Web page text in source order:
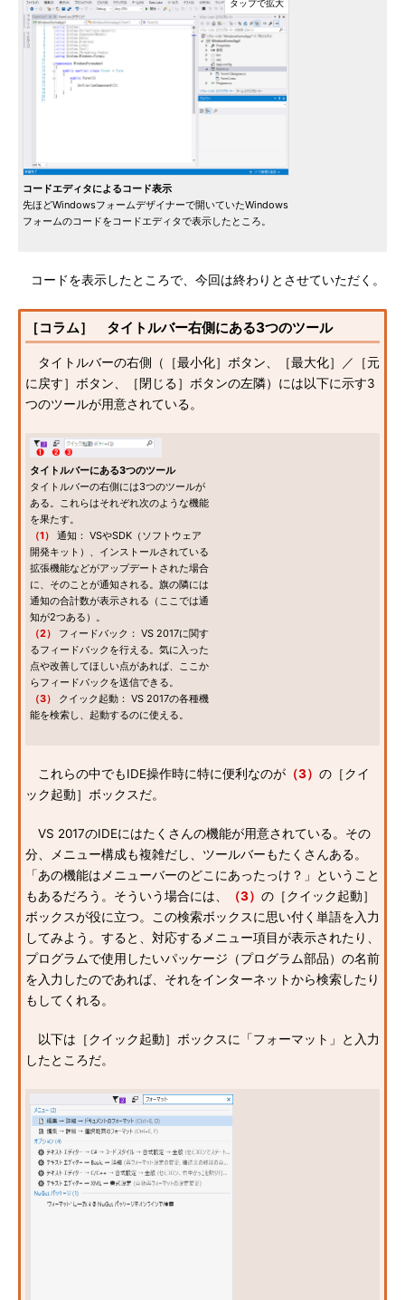
コードエディタによるコード表示
先ほどWindowsフォームデザイナーで開いていたWindows
フォームのコードをコードエディタで表示したところ。
コードを表示したところで、今回は終わりとさせていただく。
［コラム］ タイトルバー右側にある3つのツール
タイトルバーの右側（［最小化］ボタン、［最大化］／［元
に戻す］ボタン、［閉じる］ボタンの左隣）には以下に示す3
つのツールが用意されている。
タイトルバーにある3つのツール
タイトルバーの右側には3つのツールが
ある。これらはそれぞれ次のような機能
を果たす。
（1）
通知： VSやSDK（ソフトウェア
開発キット）、インストールされている
拡張機能などがアップデートされた場合
に、そのことが通知される。旗の隣には
通知の合計数が表示される（ここでは通
知が2つある）。
（2）
フィードバック： VS 2017に関す
るフィードバックを行える。気に入った
点や改善してほしい点があれば、ここか
らフィードバックを送信できる。
（3）
クイック起動： VS 2017の各種機
能を検索し、起動するのに使える。
これらの中でもIDE操作時に特に便利なのが （3） の［クイ
ック起動］ボックスだ。
VS 2017のIDEにはたくさんの機能が用意されている。その
分、メニュー構成も複雑だし、ツールバーもたくさんある。
「あの機能はメニューバーのどこにあったっけ？」ということ
もあるだろう。そういう場合には、
（3） の［クイック起動］
ボックスが役に立つ。この検索ボックスに思い付く単語を入力
してみよう。すると、対応するメニュー項目が表示されたり、
プログラムで使用したいパッケージ（プログラム部品）の名前
を入力したのであれば、それをインターネットから検索したり
もしてくれる。
以下は［クイック起動］ボックスに「フォーマット」と入力
したところだ。